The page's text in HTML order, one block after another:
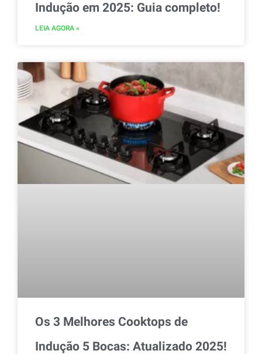
Indução em 2025: Guia completo!
LEIA AGORA »
Os 3 Melhores Cooktops de
Indução 5 Bocas: Atualizado 2025!